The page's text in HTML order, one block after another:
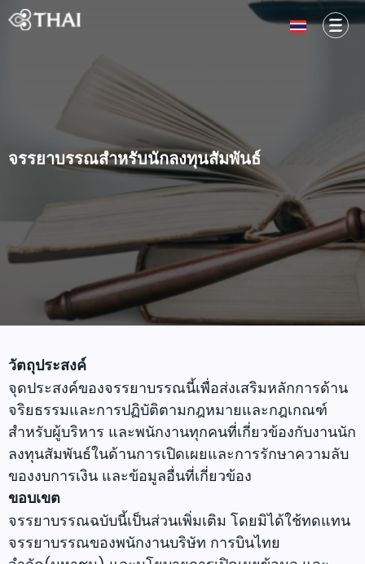
จรรยาบรรณสำหรับนักลงทุนสัมพันธ์
วัตถุประสงค์
จุดประสงค์ของจรรยาบรรณนี้เพื่อส่งเสริมหลักการด้าน
จริยธรรมและการปฏิบัติตามกฎหมายและกฎเกณฑ์
สำหรับผู้บริหาร และพนักงานทุกคนที่เกี่ยวข้องกับงานนัก
ลงทุนสัมพันธ์ในด้านการเปิดเผยและการรักษาความลับ
ของงบการเงิน และข้อมูลอื่นที่เกี่ยวข้อง
ขอบเขต
จรรยาบรรณฉบับนี้เป็นส่วนเพิ่มเติม โดยมิได้ใช้ทดแทน
จรรยาบรรณของพนักงานบริษัท การบินไทย